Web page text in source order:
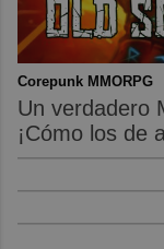
Corepunk MMORPG
Un verdadero
¡Cómo los de